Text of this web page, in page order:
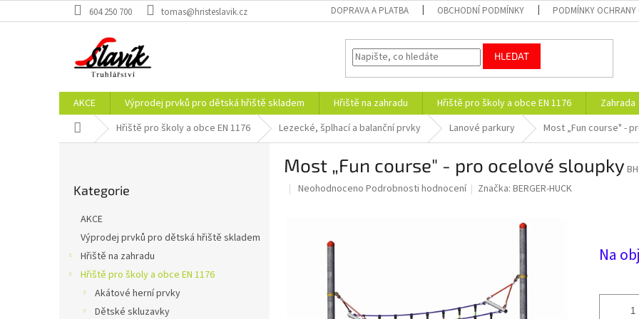
na
604 250 700 tomas@hristeslavik.cz DOPRAVA A PLATBA OBCHODNÍ PODMÍNKY PODMÍNKY OCHRANY
HLEDAT
AKCE Výprodej prvků pro dětská hřiště skladem Hřiště na zahradu Hřiště pro školy a obce EN 1176 Zahrada
Domů Hřiště pro školy a obce EN 1176 Lezecké, šplhací a balanční prvky Lanové parkury Most „Fun course" -
kategorie
Kategorie
AKCE
Výprodej prvků pro dětská hřiště skladem
Hřiště na zahradu
Hřiště pro školy a obce EN 1176
Akátové herní prvky
Dětské skluzavky
Most „Fun course" - pro ocelové sloupky
Průměrné
hvězdiček.
Neohodnoceno Podrobnosti hodnocení Značka:BERGER-HUCK
Na